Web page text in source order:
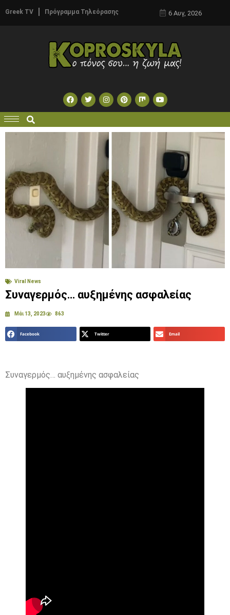
Greek TV Πρόγραμμα Τηλεόρασης 6 Αυγ, 2026
Viral News
Συναγερμός… αυξημένης ασφαλείας
Μάι 13, 2023 863
Facebook Twitter Email
Συναγερμός… αυξημένης ασφαλείας